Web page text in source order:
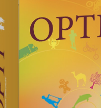
Système nerveux
DOPA Concept
Trypto B6
Magnésium
Griffonia